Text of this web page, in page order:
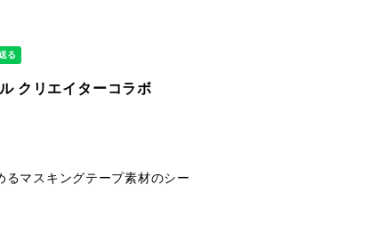
クリエイターコラボ
マスキングテープ素材のシー